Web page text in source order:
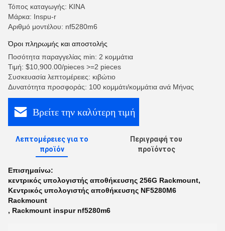
Τόπος καταγωγής: ΚΙΝΑ
Μάρκα: Inspu-r
Αριθμό μοντέλου: nf5280m6
Όροι πληρωμής και αποστολής
Ποσότητα παραγγελίας min: 2 κομμάτια
Τιμή: $10,900.00/pieces >=2 pieces
Συσκευασία λεπτομέρειες: κιβώτιο
Δυνατότητα προσφοράς: 100 κομμάτι/κομμάτια ανά Μήνας
Βρείτε την καλύτερη τιμή
Λεπτομέρειες για το
προϊόν
Περιγραφή του
προϊόντος
Επισημαίνω:
κεντρικός υπολογιστής αποθήκευσης 256G Rackmount,
Κεντρικός υπολογιστής αποθήκευσης NF5280M6
Rackmount
, Rackmount inspur nf5280m6